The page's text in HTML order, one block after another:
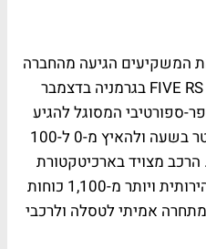
המשקיעים הגיעה מהחברה
בדבר השקת מכונית הפרמיום FIVE RS בגרמניה בדצמבר
ספורטיבי המסוגל להגיע
למהירות של מעל 320 קילומטר בשעה ולהאיץ מ-0 ל-100
מצויד בארכיטקטורת
800 וולט, תיבת הילוכים דו-מהירותית ויותר מ-1,100 כוחות
אמיתי לטסלה ולרכבי